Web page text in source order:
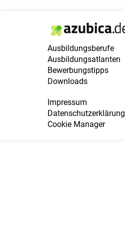
Ausbildungsberufe
Ausbildungsatlanten
Bewerbungstipps
Downloads
Impressum
Datenschutzerklärung
Cookie Manager